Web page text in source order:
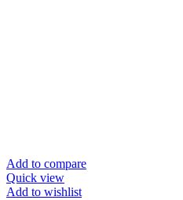
Add to compare
Quick view
Add to wishlist